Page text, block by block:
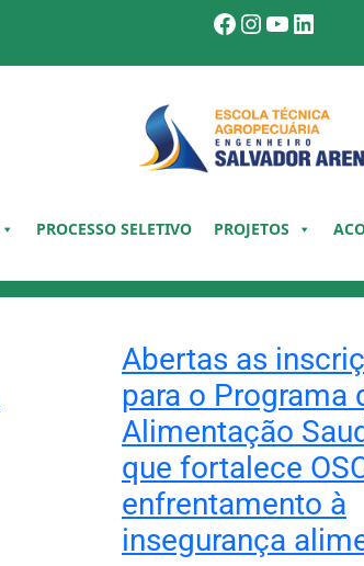
Facebook
Instagram
Youtube
PROCESSO SELETIVO PROJETOS
Abertas as
para o Programa
Alimentação
que fortalece
enfrentamento à
insegurança